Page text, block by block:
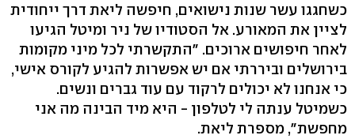
כשחגגו עשר שנות נישואים, חיפשה ליאת דרך ייחודית
לציין את המאורע. אל הסטודיו של ניר ומיטל הגיעו
לאחר חיפושים ארוכים. "התקשרתי לכל מיני מקומות
בירושלים וביררתי אם יש אפשרות להגיע לקורס אישי,
כי אנחנו לא יכולים לרקוד עם עוד גברים ונשים.
כשמיטל ענתה לי לטלפון - היא מיד הבינה מה אני
מחפשת", מספרת ליאת.